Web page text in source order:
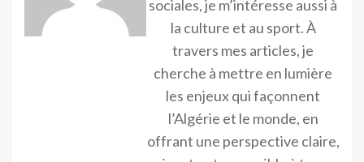
sociales, je m’intéresse aussi à
la culture et au sport. À
travers mes articles, je
cherche à mettre en lumière
les enjeux qui façonnent
l’Algérie et le monde, en
offrant une perspective claire,